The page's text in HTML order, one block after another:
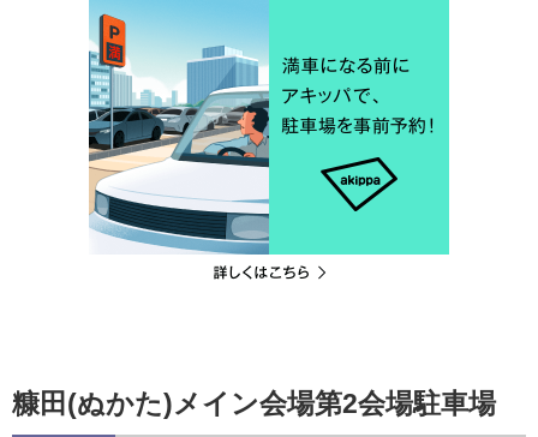
糠田(ぬかた)メイン会場第2会場駐車場